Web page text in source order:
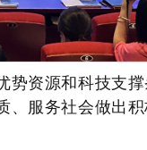
势资源和科技支
服务社会做出积